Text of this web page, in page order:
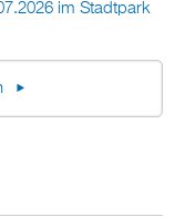
im Stadtpark